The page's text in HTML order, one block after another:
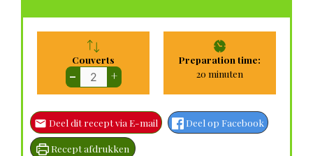
Couverts
– +
Preparation time:
20 minuten
minuten
Deel dit recept via E-mail Deel op Facebook
Recept afdrukken